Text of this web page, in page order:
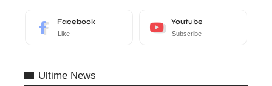
Facebook
Like
Youtube
Subscribe
Ultime News